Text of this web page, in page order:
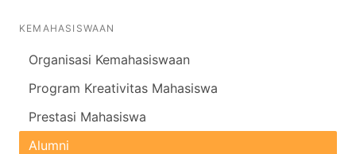
KEMAHASISWAAN
Organisasi Kemahasiswaan
Program Kreativitas Mahasiswa
Prestasi Mahasiswa
Alumni